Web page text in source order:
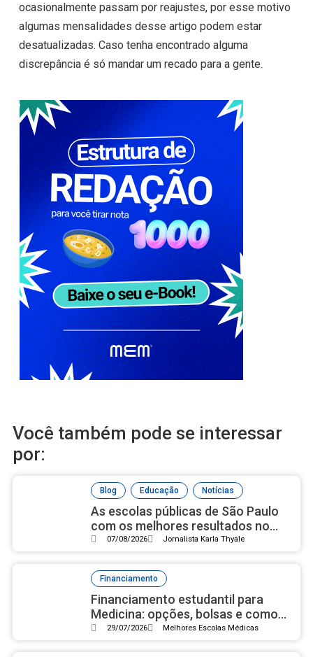
ocasionalmente passam por reajustes, por esse motivo
algumas mensalidades desse artigo podem estar
desatualizadas. Caso tenha encontrado alguma
discrepância é só mandar um recado para a gente.
Você também pode se interessar
por:
Blog , Educação , Notícias
As escolas públicas de São Paulo
com os melhores resultados no
ensino médio, de acordo com Ideb
07/08/2026 Jornalista Karla Thyale
Financiamento
Financiamento estudantil para
Medicina: opções, bolsas e como
se organizar
29/07/2026 Melhores Escolas Médicas